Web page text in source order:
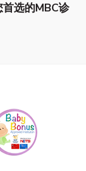
选的MBC诊